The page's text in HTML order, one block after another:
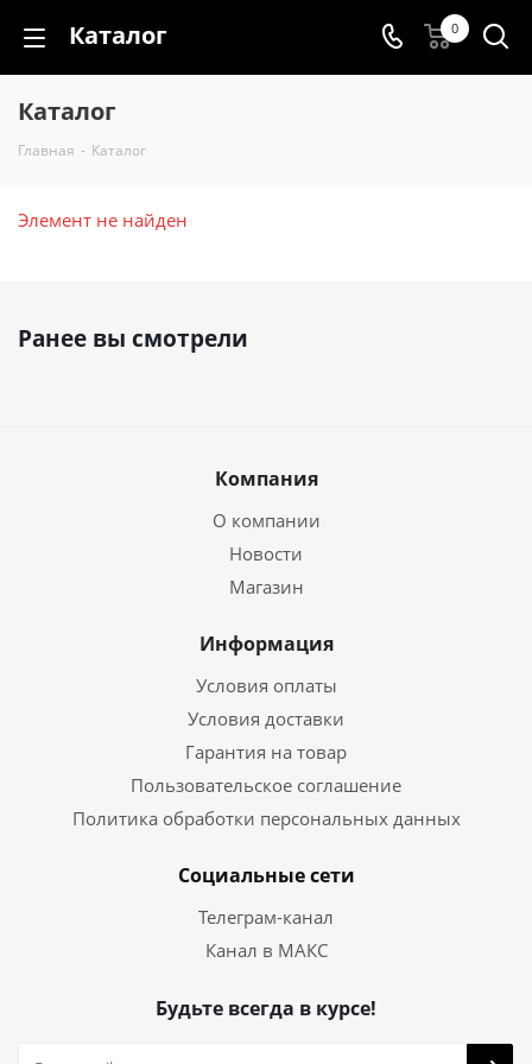
Каталог 0
Каталог
Главная - Каталог
Элемент не найден
Ранее вы смотрели
Компания
О компании
Новости
Магазин
Информация
Условия оплаты
Условия доставки
Гарантия на товар
Пользовательское соглашение
Политика обработки персональных данных
Социальные сети
Телеграм-канал
Канал в МАКС
Будьте всегда в курсе!